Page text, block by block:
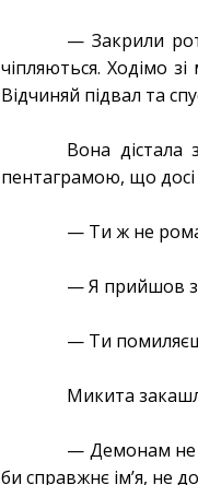
— Закрили
чіпляються. Ходімо
Відчиняй підвал та
Вона дістала
пентаграмою, що досі
— Ти ж не
— Я прийшов
— Ти
Микита
— Демонам не
би справжнє імʼя, не